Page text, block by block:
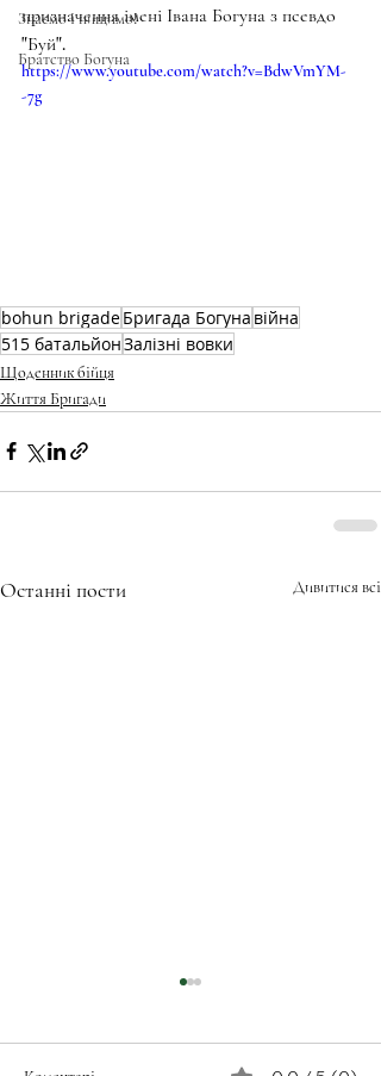
Знаємо і нищимо!
Братство Богуна
призначення імені Івана Богуна з псевдо
"Буй".
https://www.youtube.com/watch?v=BdwVmYM-
-7g
bohun brigadeБригада Богуна війна
515 батальйонЗалізні вовки
Щоденник бійця
Життя Бригади
Останні пости Дивитися всі